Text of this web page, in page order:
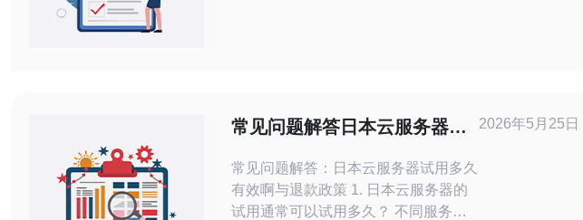
免费VPS的具体优势与劣势，并为您
提供相关的使用步骤
常见问题解答日本云服务器试
常见问题解答：日本云服务器试用多久
有效啊与退款政策 1. 日本云服务器的
试用通常可以试用多久？ 不同服务商
2026年5月25日